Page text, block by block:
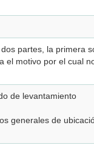
partes, la primera
el motivo por el cual
de levantamiento
generales de